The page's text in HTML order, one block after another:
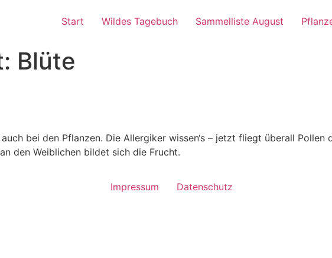
Start Wildes Tagebuch Sammelliste August
Blüte
bei den Pflanzen. Die Allergiker wissen‘s – jetzt fliegt überall
den Weiblichen bildet sich die Frucht.
Impressum Datenschutz